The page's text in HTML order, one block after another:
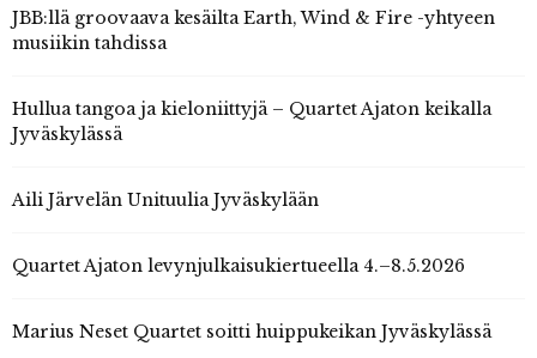
JBB:llä groovaava kesäilta Earth, Wind & Fire -yhtyeen
musiikin tahdissa
Hullua tangoa ja kieloniittyjä – Quartet Ajaton keikalla
Jyväskylässä
Aili Järvelän Unituulia Jyväskylään
Quartet Ajaton levynjulkaisukiertueella 4.–8.5.2026
Marius Neset Quartet soitti huippukeikan Jyväskylässä